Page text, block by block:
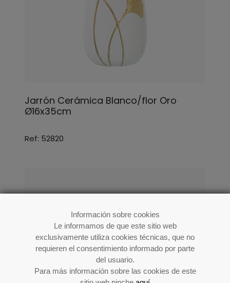
Información sobre cookies
Le informamos de que este sitio web
exclusivamente utiliza cookies técnicas, que no
requieren el consentimiento informado por parte
del usuario.
Para más información sobre las cookies de este
Jarrón Cerámica Blanco/flor Oro
Ø16x35cm
Ref: 52820